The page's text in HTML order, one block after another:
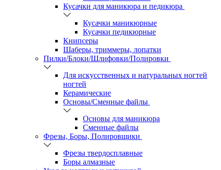
Кусачки для маникюра и педикюра
Кусачки маникюрные
Кусачки педикюрные
Книпсеры
Шаберы, триммеры, лопатки
Пилки/Блоки/Шлифовки/Полировки
Для искусственных и натуральных ногтей
ногтей
Керамические
Основы/Сменные файлы
Основы для маникюра
Сменные файлы
Фрезы, Боры, Полировщики
Фрезы твердосплавные
Боры алмазные